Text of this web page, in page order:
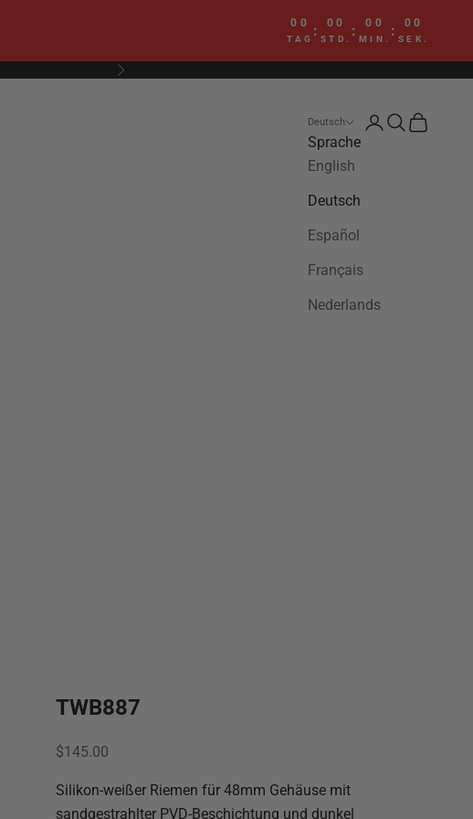
00
TAG : 00
STD. : 00
MIN. : 00
SEK.
Vor
Deutsch
Sprache
English
Deutsch
Español
Français
Nederlands
Anmelden
Suchen
TWB887
Angebot
$145.00
Silikon-weißer Riemen für 48mm Gehäuse mit
sandgestrahlter PVD-Beschichtung und dunkel